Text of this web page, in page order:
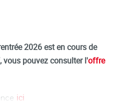
2026 est en cours de
pouvez consulter l'offre
ici